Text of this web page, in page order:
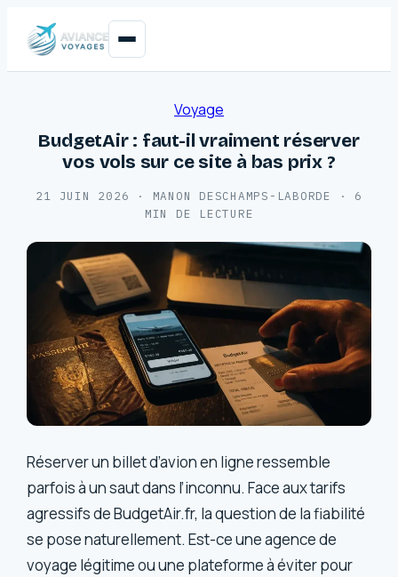
Voyage
BudgetAir : faut-il vraiment réserver
vos vols sur ce site à bas prix ?
21 JUIN 2026 · MANON DESCHAMPS-LABORDE ·
6
MIN DE LECTURE
Réserver un billet d’avion en ligne ressemble
parfois à un saut dans l’inconnu. Face aux tarifs
agressifs de BudgetAir.fr, la question de la fiabilité
se pose naturellement. Est-ce une agence de
voyage légitime ou une plateforme à éviter pour